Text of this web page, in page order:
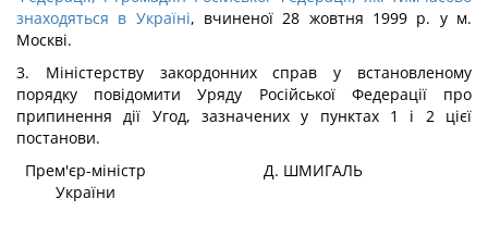
знаходяться в Україні, вчиненої 28 жовтня 1999 р. у м.
Москві.
3. Міністерству закордонних справ у встановленому
порядку повідомити Уряду Російської Федерації про
припинення дії Угод, зазначених у пунктах 1 і 2 цієї
постанови.
Прем'єр-міністр
України
Д. ШМИГАЛЬ